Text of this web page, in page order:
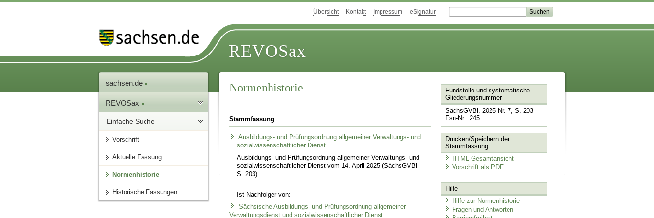
Übersicht Kontakt Impressum eSignatur
REVOSax
sachsen.de
REVOSax
Einfache Suche
Vorschrift
Aktuelle Fassung
Normenhistorie
Historische Fassungen
Normenhistorie
Stammfassung
Ausbildungs- und Prüfungsordnung allgemeiner Verwaltungs- und
sozialwissenschaftlicher Dienst
Ausbildungs- und Prüfungsordnung allgemeiner Verwaltungs- und
sozialwissenschaftlicher Dienst vom 14. April 2025 (SächsGVBl.
S. 203)
Ist Nachfolger von:
Sächsische Ausbildungs- und Prüfungsordnung allgemeiner
Verwaltungsdienst und sozialwissenschaftlicher Dienst
Fundstelle und systematische
Gliederungsnummer
SächsGVBl. 2025 Nr. 7, S. 203
Fsn-Nr.: 245
Drucken/Speichern der
Stammfassung
HTML-Gesamtansicht
Vorschrift als PDF
Hilfe
Hilfe zur Normenhistorie
Fragen und Antworten